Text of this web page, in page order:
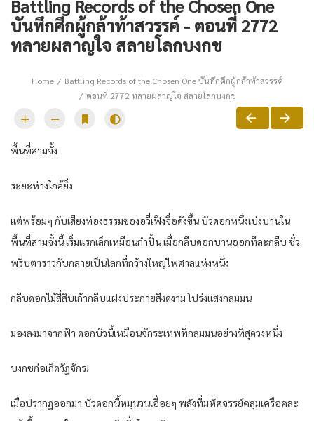
Battling Records of the Chosen One
บันทึกศึกผู้กล้าท้าสวรรค์ - ตอนที่ 2772
ทลายผลาญใจ สลายโลกบงกช
Home
Battling Records of the Chosen One บันทึกศึกผู้กล้าท้าสวรรค์
ตอนที่ 2772 ทลายผลาญใจ สลายโลกบงกช
พื้นที่สามจั้ง
ระยะห่างใกล้ยิ่ง
แต่พร้อมๆ กับเสียงท่องธรรมของอวี่เฟิงจื่อดังขึ้น บัวดอกหนึ่งเบ่งบานใน
พื้นที่สามจั้งนี้ เริ่มแรกเล็กเหมือนกำปั้น เมื่อกลีบดอกบานออกทีละกลีบ ชั่ว
พริบตาราวกับกลายเป็นโลกที่กว้างใหญ่ไพศาลแห่งหนึ่ง
กลีบดอกไม้สี่สิบเก้ากลีบแฝงประกายสีงดงาม โปร่งแสงกลมมน
มองลงมาจากฟ้า ดอกบัวนี้เหมือนจักระเทพที่กลมมนอย่างที่สุดวงหนึ่ง
บงกชก่อเกิดวัฏจักร!
เมื่อปรากฏออกมา บัวดอกนี้หมุนวนเอื่อยๆ พลังที่มหัศจรรย์คลุมเครือคละ